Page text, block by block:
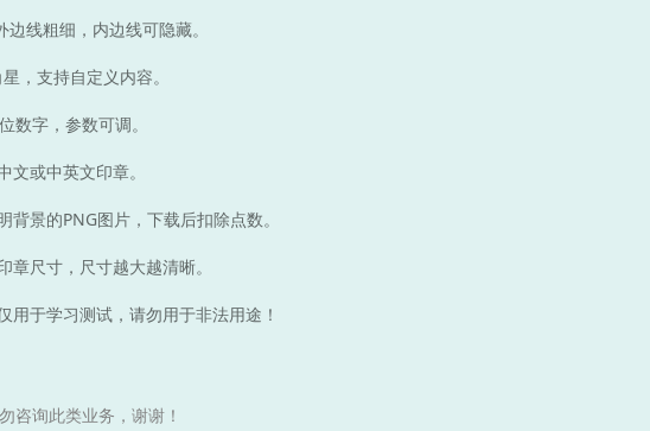
边线粗细，内边线可隐藏。
，支持自定义内容。
数字，参数可调。
文或中英文印章。
背景的PNG图片，下载后扣除点数。
章尺寸，尺寸越大越清晰。
用于学习测试，请勿用于非法用途！
咨询此类业务，谢谢！